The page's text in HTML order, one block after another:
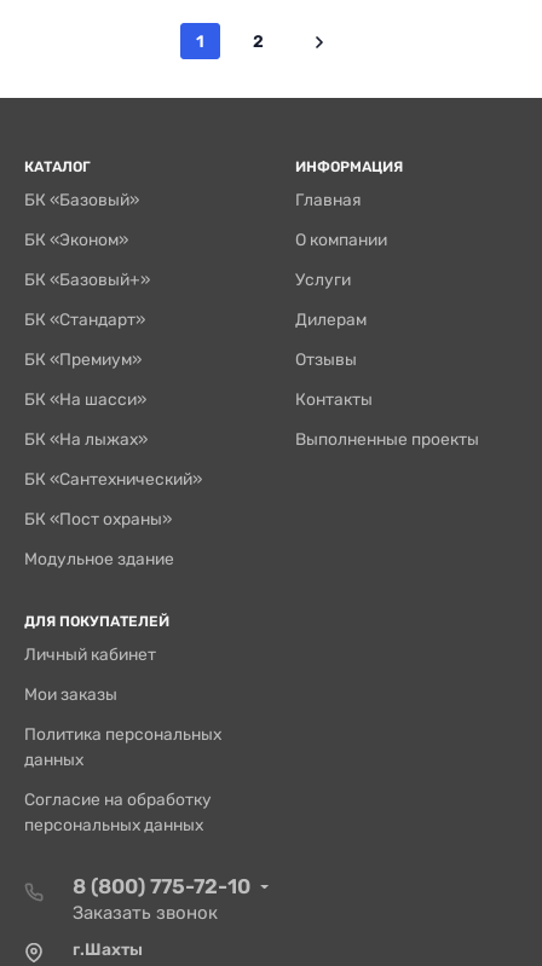
1 2
КАТАЛОГ
БК «Базовый»
БК «Эконом»
БК «Базовый+»
БК «Стандарт»
БК «Премиум»
БК «На шасси»
БК «На лыжах»
БК «Сантехнический»
БК «Пост охраны»
Модульное здание
ИНФОРМАЦИЯ
Главная
О компании
Услуги
Дилерам
Отзывы
Контакты
Выполненные проекты
ДЛЯ ПОКУПАТЕЛЕЙ
Личный кабинет
Мои заказы
Политика персональных
данных
Согласие на обработку
персональных данных
8 (800) 775-72-10
Заказать звонок
г.Шахты